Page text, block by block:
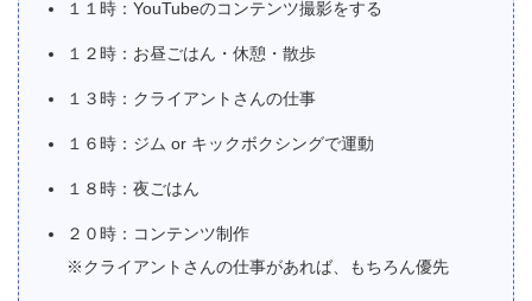
１１時：YouTubeのコンテンツ撮影をする
１２時：お昼ごはん・休憩・散歩
１３時：クライアントさんの仕事
１６時：ジム or キックボクシングで運動
１８時：夜ごはん
２０時：コンテンツ制作
※クライアントさんの仕事があれば、もちろん優先